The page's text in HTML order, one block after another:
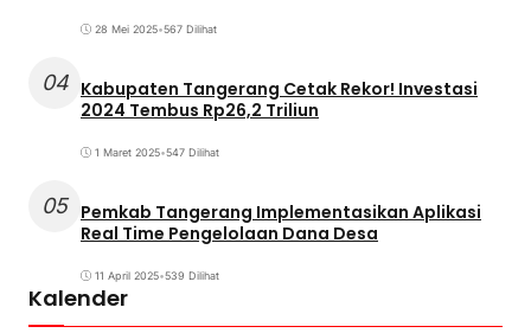
28 Mei 2025•567 Dilihat
04 Kabupaten Tangerang Cetak Rekor! Investasi
2024 Tembus Rp26,2 Triliun
1 Maret 2025•547 Dilihat
05 Pemkab Tangerang Implementasikan Aplikasi
Real Time Pengelolaan Dana Desa
11 April 2025•539 Dilihat
Kalender